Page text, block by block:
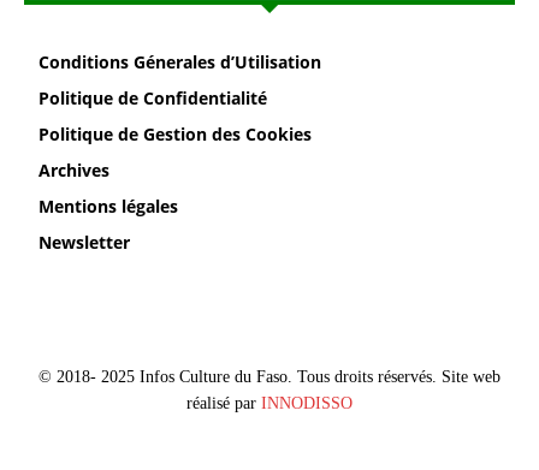
Conditions Génerales d’Utilisation
Politique de Confidentialité
Politique de Gestion des Cookies
Archives
Mentions légales
Newsletter
© 2018- 2025 Infos Culture du Faso. Tous droits réservés. Site web
réalisé par INNODISSO